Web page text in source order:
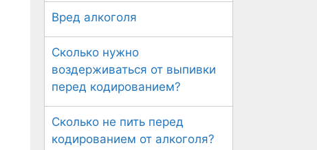
Вред алкоголя
Сколько нужно
воздерживаться от выпивки
перед кодированием?
Сколько не пить перед
кодированием от алкоголя?